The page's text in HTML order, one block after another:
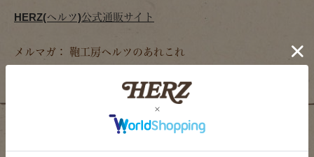
HERZ(ヘルツ)公式通販サイト
メルマガ： 鞄工房ヘルツのあれこれ
2012/03/26